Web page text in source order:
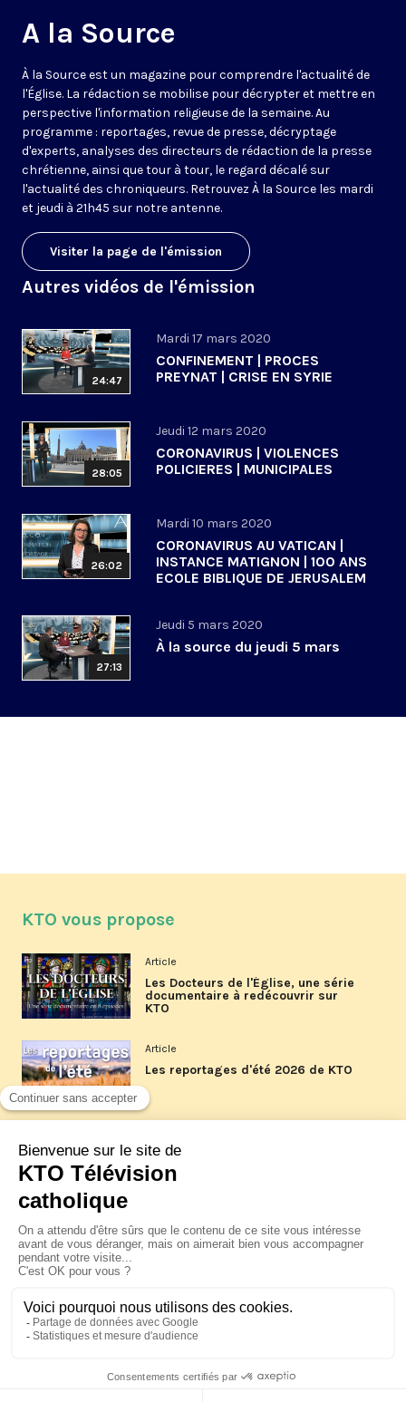
A la Source
À la Source est un magazine pour comprendre l'actualité de
l'Église. La rédaction se mobilise pour décrypter et mettre en
perspective l'information religieuse de la semaine. Au
programme : reportages, revue de presse, décryptage
d'experts, analyses des directeurs de rédaction de la presse
chrétienne, ainsi que tour à tour, le regard décalé sur
l'actualité des chroniqueurs. Retrouvez À la Source les mardi
et jeudi à 21h45 sur notre antenne.
Visiter la page de l'émission
Autres vidéos de l'émission
24:47
Mardi 17 mars 2020
CONFINEMENT | PROCES
PREYNAT | CRISE EN SYRIE
28:05
Jeudi 12 mars 2020
CORONAVIRUS | VIOLENCES
POLICIERES | MUNICIPALES
26:02
Mardi 10 mars 2020
CORONAVIRUS AU VATICAN |
INSTANCE MATIGNON | 100 ANS
ECOLE BIBLIQUE DE JERUSALEM
27:13
Jeudi 5 mars 2020
À la source du jeudi 5 mars
KTO vous propose
Article
Les Docteurs de l'Église, une série
documentaire à redécouvrir sur
KTO
Article
Les reportages d'été 2026 de KTO
La visite pastorale du pape Léon
XIV à Assise à suivre sur KTO le
jeudi 6 août
Le pape en Uruguay, Argentine et
Pérou du 6 au 17 novembre 2026
© KTO 2026 —Contact